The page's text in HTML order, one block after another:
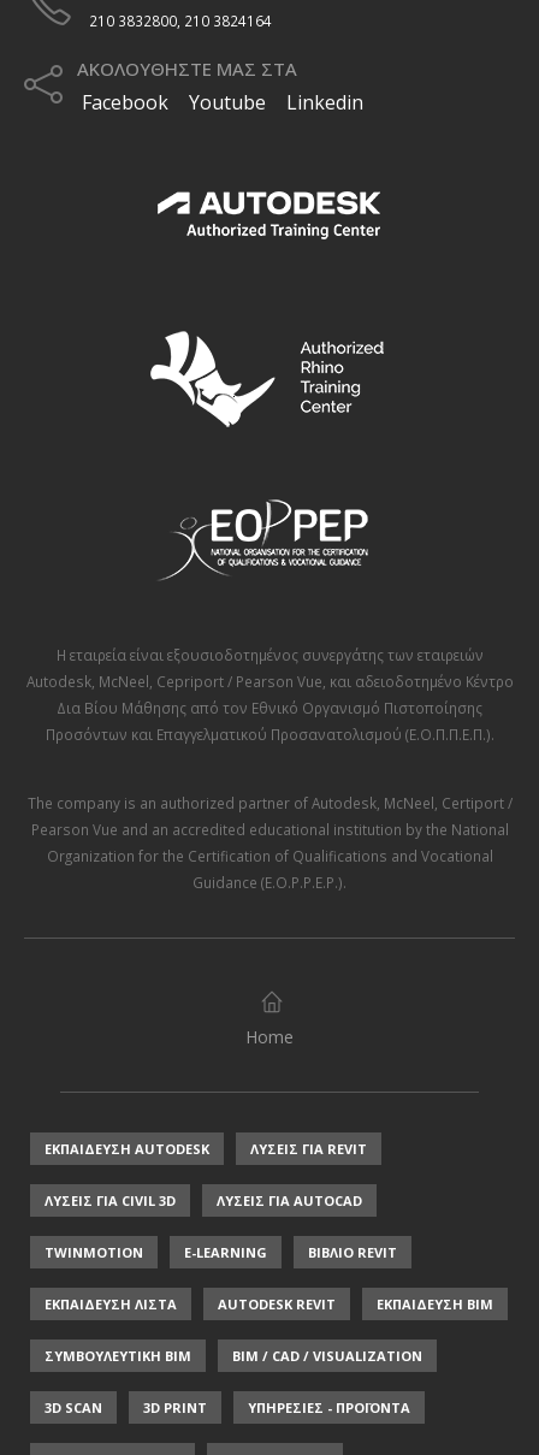
210 3832800, 210 3824164
ΑΚΟΛΟΥΘΗΣΤΕ ΜΑΣ ΣΤΑ
Facebook Youtube Linkedin
Η εταιρεία είναι εξουσιοδοτημένος συνεργάτης των εταιρειών
Autodesk, McNeel Cepriport / Pearson Vue , και αδειοδοτημένο Κέντρο
Δια Βίου Μάθησης από τον Εθνικό Οργανισμό Πιστοποίησης
Προσόντων και Επαγγελματικού Προσανατολισμού (Ε.Ο.Π.Π.Ε.Π.).
The company is an authorized partner ofAutodesk, McNeel Certiport /
Pearson Vue and an accredited educational institution by the National
Organization for the Certification of Qualifications and Vocational
Guidance (E.O.P.P.E.P.).
Home
ΕΚΠΑΙΔΕΥΣΗ AUTODESK ΛΥΣΕΙΣ ΓΙΑ REVIT
ΛΥΣΕΙΣ ΓΙΑ CIVIL 3D ΛΥΣΕΙΣ ΓΙΑ AUTOCAD
TWINMOTION E-LEARNING ΒΙΒΛΙΟ REVIT
ΕΚΠΑΙΔΕΥΣΗ ΛΙΣΤΑ AUTODESK REVIT ΕΚΠΑΙΔΕΥΣΗ ΒΙΜ
ΣΥΜΒΟΥΛΕΥΤΙΚΗ ΒΙΜ BIM / CAD / VISUALIZATION
3D SCAN 3D PRINT ΥΠΗΡΕΣΙΕΣ - ΠΡΟΪΟΝΤΑ